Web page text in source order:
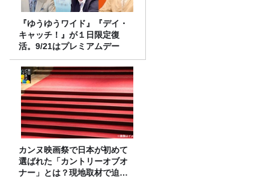
『ゆうゆうワイド』『デイ・
キャッチ！』が１日限定復
活。9/21はプレミアムデー
カンヌ映画祭で日本が初めて
選ばれた「カントリーオブオ
ナー」とは？現地取材で迫る